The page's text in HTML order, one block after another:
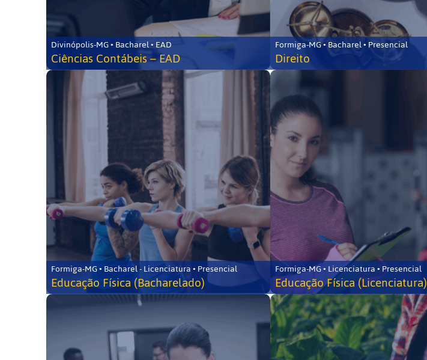
Divinópolis-MG • Bacharel • EAD
Ciências Contábeis – EAD
Formiga-MG • Bacharel • Presencial
Direito
Formiga-MG • Bacharel - Licenciatura • Presencial
Educação Física (Bacharelado)
Formiga-MG • Licenciatura • Presencial
Educação Física (Licenciatura)